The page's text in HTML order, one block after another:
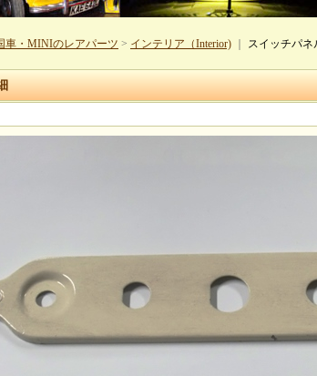
車・MINIのレアパーツ > インテリア（Interior) スイッチパ